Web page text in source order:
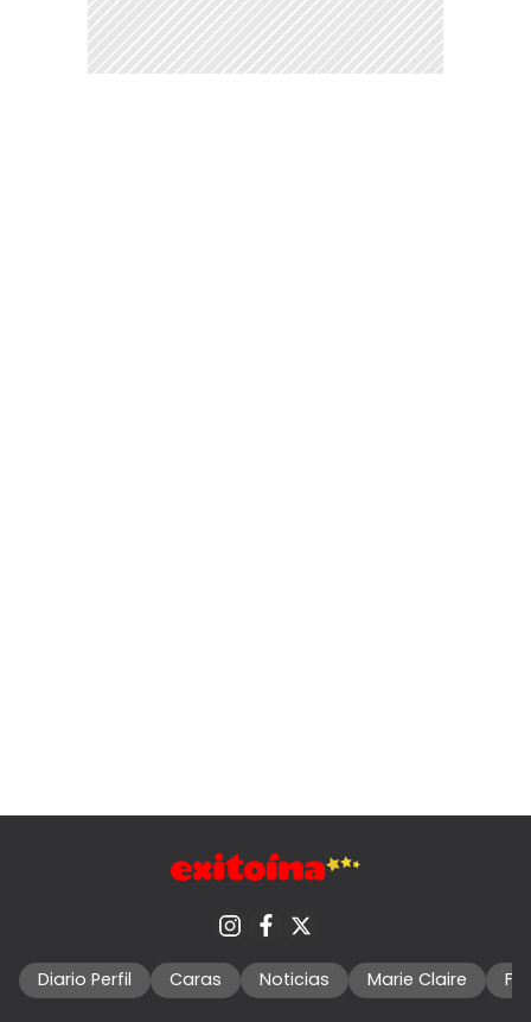
Diario Perfil Caras Noticias Marie Claire